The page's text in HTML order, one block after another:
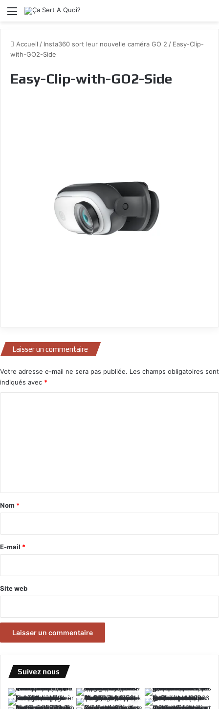
Menu
Accueil / Insta360 sort leur nouvelle caméra GO 2 / Easy-Clip-
with-GO2-Side
Easy-Clip-with-GO2-Side
Laisser un commentaire
Votre adresse e-mail ne sera pas publiée. Les champs obligatoires sont
indiqués avec *
a
e
Nom *
E-mail *
Site web
Suivez nous